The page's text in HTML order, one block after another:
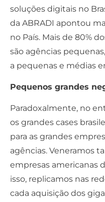
soluções digitais no
da ABRADI apontou
no País. Mais de 80%
são agências
a pequenas e médias
Pequenos grandes
Paradoxalmente, no
os grandes cases
para as grandes
agências. Veneramos
empresas americanas
isso, replicamos nas
cada aquisição dos